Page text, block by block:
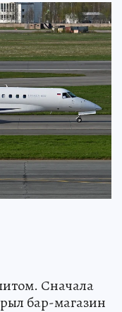
Сначала
бар-магазин